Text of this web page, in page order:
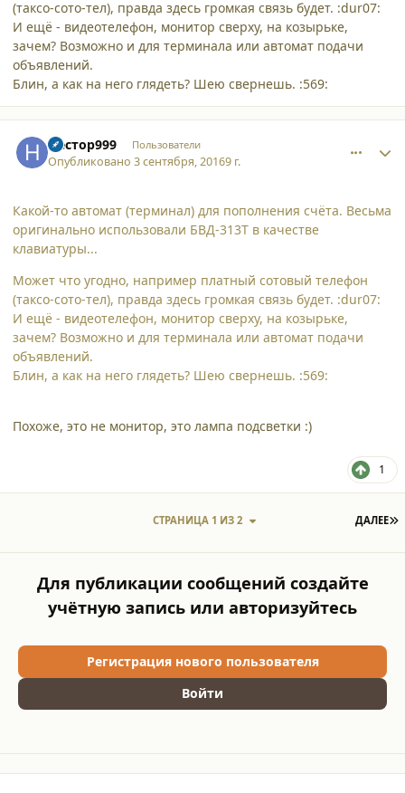
(таксо-сото-тел), правда здесь громкая связь будет. :dur07:
И ещё - видеотелефон, монитор сверху, на козырьке,
зачем? Возможно и для терминала или автомат подачи
объявлений.
Блин, а как на него глядеть? Шею свернешь. :569:
Нестор999 Пользователи
Опубликовано3 сентября, 20169 г.
Какой-то автомат (терминал) для пополнения счёта. Весьма
оригинально использовали БВД-313T в качестве
клавиатуры...
Может что угодно, например платный сотовый телефон
(таксо-сото-тел), правда здесь громкая связь будет. :dur07:
И ещё - видеотелефон, монитор сверху, на козырьке,
зачем? Возможно и для терминала или автомат подачи
объявлений.
Блин, а как на него глядеть? Шею свернешь. :569:
Похоже, это не монитор, это лампа подсветки :)
1
ДАЛЕЕ
СТРАНИЦА 1 ИЗ 2
Для публикации сообщений создайте
учётную запись или авторизуйтесь
Регистрация нового пользователя
Войти